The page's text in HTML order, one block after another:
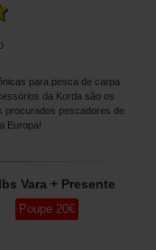
para pesca de carpa
da Korda são os
procurados pescadores de
Europa!
Vara + Presente
Poupe 20€